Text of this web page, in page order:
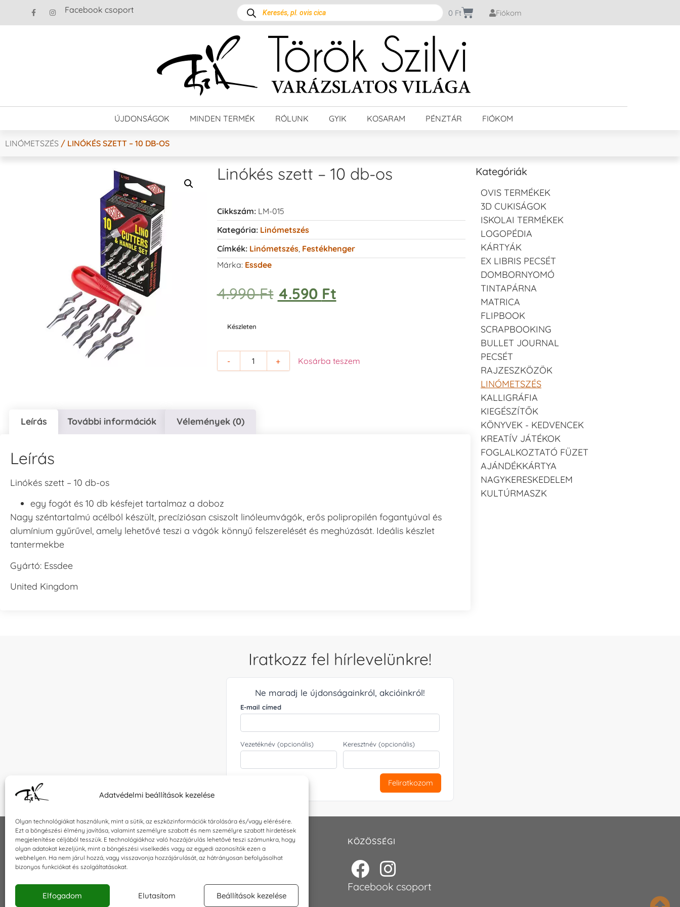
Adatvédelmi beállítások kezelése
Olyan technológiákat használunk, mint a sütik, az eszközinformációk tárolására és/vagy elérésére.
Ezt a böngészési élmény javítása, valamint személyre szabott és nem személyre szabott hirdetések
megjelenítése céljából tesszük. E technológiákhoz való hozzájárulás lehetővé teszi számunkra, hogy
olyan adatokat kezeljünk, mint a böngészési viselkedés vagy az egyedi azonosítók ezen a
webhelyen. Ha nem járul hozzá, vagy visszavonja hozzájárulását, az hátrányosan befolyásolhat
bizonyos funkciókat és szolgáltatásokat.
Elfogadom Elutasítom Beállítások kezelése
Facebook csoport 0 Ft Fiókom
ÚJDONSÁGOK MINDEN TERMÉK RÓLUNK GYIK KOSARAM PÉNZTÁR FIÓKOM
LINÓMETSZÉS / LINÓKÉS SZETT – 10 DB-OS
Linókés szett – 10 db-os
Cikkszám: LM-015
Kategória: Linómetszés
Címkék: Linómetszés, Festékhenger
Márka: Essdee
4.990Ft 4.590 Ft
Készleten
- + Kosárba teszem
Leírás További információk Vélemények (0)
Leírás
Linókés szett – 10 db-os
egy fogót és 10 db késfejet tartalmaz a doboz
Nagy széntartalmú acélból készült, precíziósan csiszolt linóleumvágók, erős polipropilén fogantyúval és
alumínium gyűrűvel, amely lehetővé teszi a vágók könnyű felszerelését és meghúzását. Ideális készlet
tantermekbe
Gyártó: Essdee
United Kingdom
Kategóriák
OVIS TERMÉKEK
3D CUKISÁGOK
ISKOLAI TERMÉKEK
LOGOPÉDIA
KÁRTYÁK
EX LIBRIS PECSÉT
DOMBORNYOMÓ
TINTAPÁRNA
MATRICA
FLIPBOOK
SCRAPBOOKING
BULLET JOURNAL
PECSÉT
RAJZESZKÖZÖK
LINÓMETSZÉS
KALLIGRÁFIA
KIEGÉSZÍTŐK
KÖNYVEK - KEDVENCEK
KREATÍV JÁTÉKOK
FOGLALKOZTATÓ FÜZET
AJÁNDÉKKÁRTYA
NAGYKERESKEDELEM
KULTÚRMASZK
Iratkozz fel hírlevelünkre!
Ne maradj le újdonságainkról, akcióinkról!
E-mail címed
Vezetéknév (opcionális) Keresztnév (opcionális)
Feliratkozom
INFORMÁCIÓK
Általános szerződési feltételek
Impresszum
KAPCSOLAT
E-mail:shop@torokszilvi.com
KÖZÖSSÉGI
Facebook csoport